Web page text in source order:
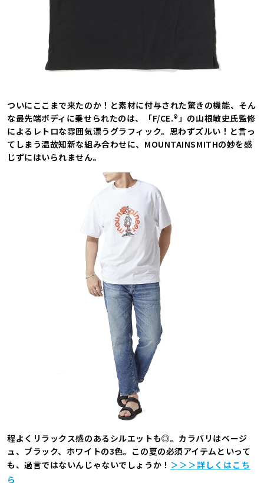
ついにここまで来たのか！と素材に付与された驚きの機能、そん
な最先端ボディに乗せられたのは、「F/CE.®︎」の山根敏史氏監修
によるレトロな雰囲気漂うグラフィック。思わずズルい！と言っ
てしまう温故知新な組み合わせに、MOUNTAINSMITHの妙を感
じずにはいられません。
程よくリラックス感のあるシルエットも◎。カラバリはベージ
ュ、ブラック、ホワイトの3色。この夏の必須アイテムといって
も、過言ではないんじゃないでしょうか！ ＞＞＞詳しくはこち
ら